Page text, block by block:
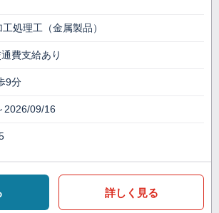
処理工（金属製品）
費支給あり
9分
2026/09/16
詳しく見る